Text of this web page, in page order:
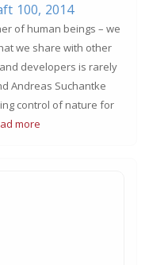
100, 2014
of human beings – we
we share with other
developers is rarely
Andreas Suchantke
control of nature for
more